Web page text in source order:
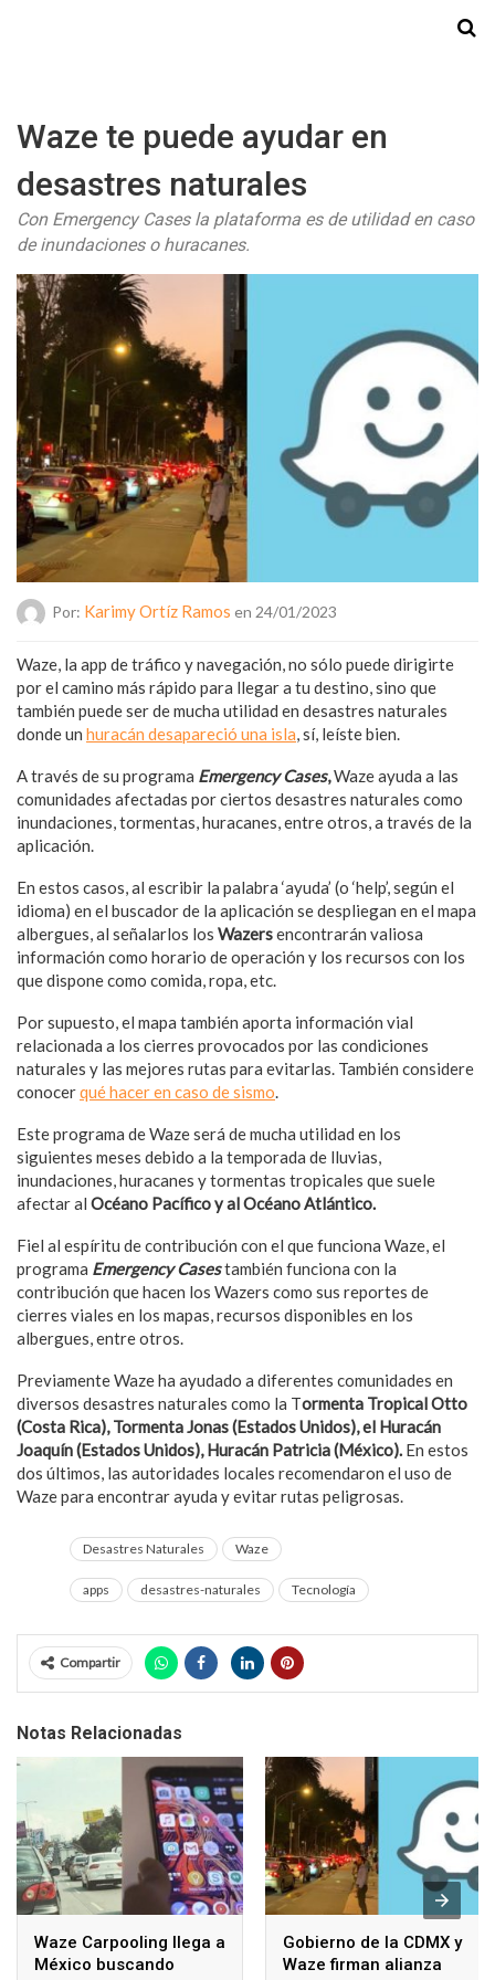
Waze te puede ayudar en
desastres naturales
Con Emergency Cases la plataforma es de utilidad en caso
de inundaciones o huracanes.
Por: Karimy Ortíz Ramos en 24/01/2023
Waze, la app de tráfico y navegación, no sólo puede dirigirte
por el camino más rápido para llegar a tu destino, sino que
también puede ser de mucha utilidad en desastres naturales
donde un huracán desapareció una isla, sí, leíste bien.
A través de su programa Emergency Cases,Waze ayuda a las
comunidades afectadas por ciertos desastres naturales como
inundaciones, tormentas, huracanes, entre otros, a través de la
aplicación.
En estos casos, al escribir la palabra ‘ayuda’ (o ‘help’, según el
idioma) en el buscador de la aplicación se despliegan en el mapa
albergues, al señalarlos los Wazersencontrarán valiosa
información como horario de operación y los recursos con los
que dispone como comida, ropa, etc.
Por supuesto, el mapa también aporta información vial
relacionada a los cierres provocados por las condiciones
naturales y las mejores rutas para evitarlas. También considere
conocerqué hacer en caso de sismo.
Este programa de Waze será de mucha utilidad en los
siguientes meses debido a la temporada de lluvias,
inundaciones, huracanes y tormentas tropicales que suele
afectar al Océano Pacífico y al Océano Atlántico.
Fiel al espíritu de contribución con el que funciona Waze, el
programa Emergency Casestambién funciona con la
contribución que hacen los Wazers como sus reportes de
cierres viales en los mapas, recursos disponibles en los
albergues, entre otros.
Previamente Waze ha ayudado a diferentes comunidades en
diversos desastres naturales como la Tormenta Tropical Otto
(Costa Rica), Tormenta Jonas (Estados Unidos), el Huracán
Joaquín (Estados Unidos), Huracán Patricia (México). En estos
dos últimos, las autoridades locales recomendaron el uso de
Waze para encontrar ayuda y evitar rutas peligrosas.
Desastres Naturales Waze
apps desastres-naturales Tecnología
Compartir
Notas Relacionadas
Waze Carpooling llega a
México buscando
Gobierno de la CDMX y
Waze firman alianza